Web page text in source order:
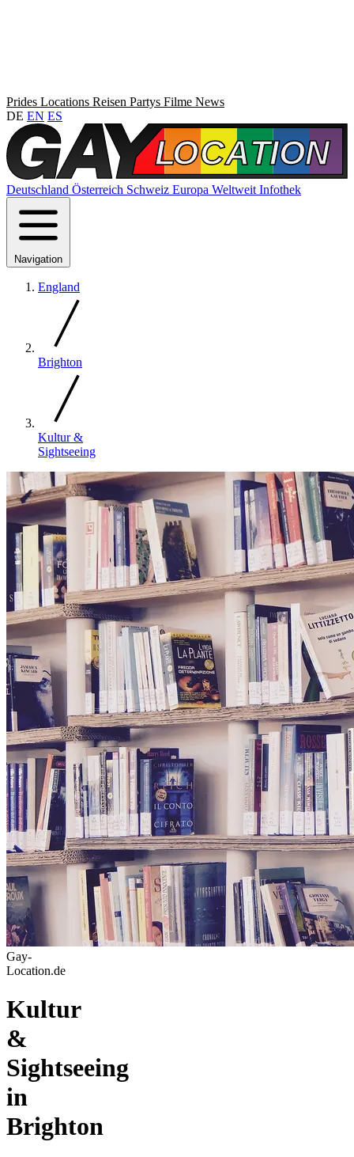
Prides Locations Reisen Partys Filme News
DE EN ES
Deutschland Österreich Schweiz Europa Weltweit Infothek
Navigation
England
Brighton
Kultur &
Sightseeing
Gay-
Location.de
Kultur
&
Sightseeing
in
Brighton